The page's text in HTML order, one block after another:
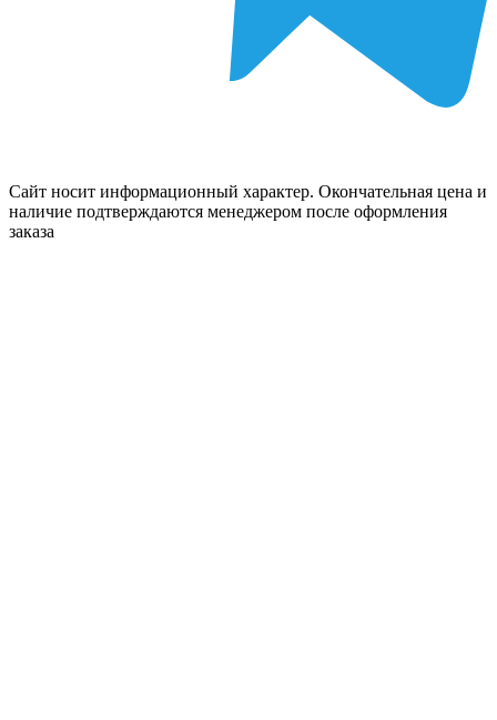
Сайт носит информационный характер. Окончательная цена и
наличие подтверждаются менеджером после оформления
заказа